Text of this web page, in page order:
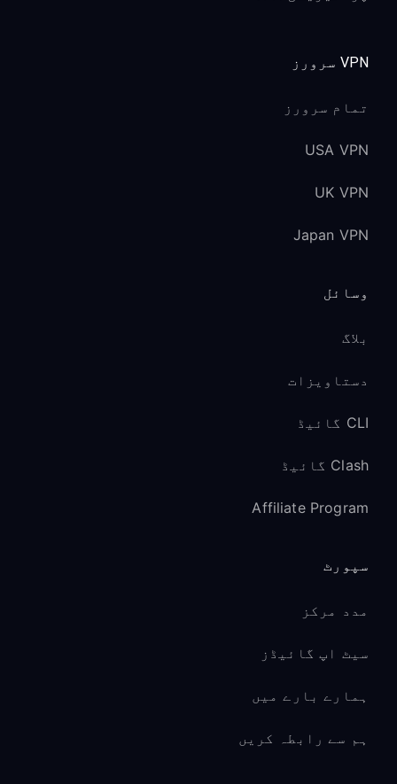
VPN سرورز
تمام سرورز
USA VPN
UK VPN
Japan VPN
وسائل
بلاگ
دستاویزات
CLI گائیڈ
Clash گائیڈ
Affiliate Program
سپورٹ
مدد مرکز
سیٹ اپ گائیڈز
ہمارے بارے میں
ہم سے رابطہ کریں